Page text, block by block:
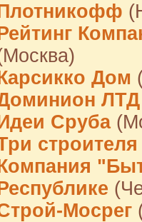
Дом
ЛТД
Сруба
строителя
Мосрег